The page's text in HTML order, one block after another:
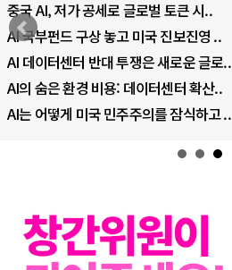
중국 AI, 저가 공세로 글로벌 토큰 시..
AI 국부펀드 구상 놓고 미국 진보진영 ..
AI 데이터센터 반대 투쟁은 새로운 글로..
AI의 숨은 환경 비용: 데이터센터 확산..
AI는 어떻게 미국 민주주의를 잠식하고 ..